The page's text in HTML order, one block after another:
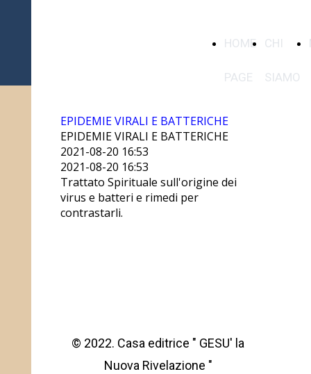
HOME
PAGE
CHI
SIAMO
EPIDEMIE VIRALI E BATTERICHE
EPIDEMIE VIRALI E BATTERICHE
2021-08-20 16:53
2021-08-20 16:53
Trattato Spirituale sull'origine dei
virus e batteri e rimedi per
contrastarli.
© 2022. Casa editrice " GESU' la
Nuova Rivelazione "